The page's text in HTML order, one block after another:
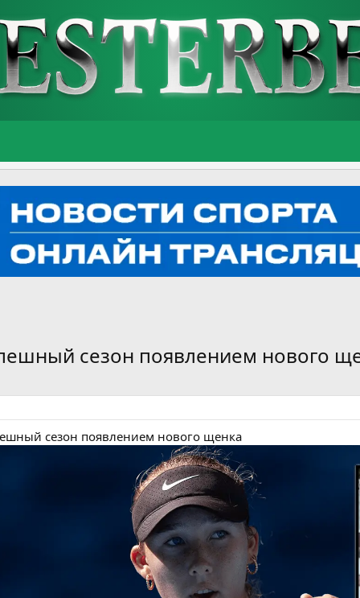
сезон появлением нового
сезон появлением нового щенка